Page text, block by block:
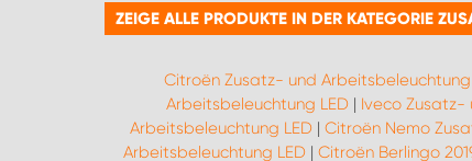
ZEIGE ALLE PRODUKTE IN DER KATEGORIE
Citroën Zusatz- und Arbeitsbeleuchtung
Arbeitsbeleuchtung LED | Iveco Zusatz-
Arbeitsbeleuchtung LED| Citroën Nemo
Arbeitsbeleuchtung LED | Citroën Berlingo